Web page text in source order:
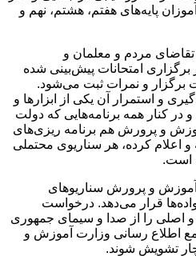
پایه‌های هفتم، هشتم، نهم و
تقاضای مردم و معلمان و
برگزاری امتحانات پیش‌بینی شده
برگزار و نمرات ثبت می‌شود.
و استمرار آن یکی از ابزارها و
در کنار همه برنامه‌هایی که دولت
و پرورش هم برنامه ریزی‌های
اعلام کرده، هر سناریوی محتملی
است.
و پرورش سناریوهای
قرار می‌دهد. درخواست
اصلی را از صدا و سیمای جمهوری
اطلاع رسانی وزارت آموزش و
تشویش شوند.